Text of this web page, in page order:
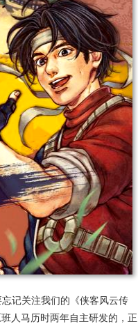
记关注我们的《侠客风云传
人马历时两年自主研发的，正